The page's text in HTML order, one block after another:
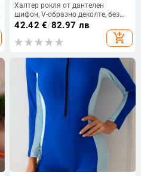
Халтер рокля от дантелен
шифон, V-образно деколте, без
ръкави, дълга рокля А-линия с
42.42 €/82.97 лв
add_shopping_cart